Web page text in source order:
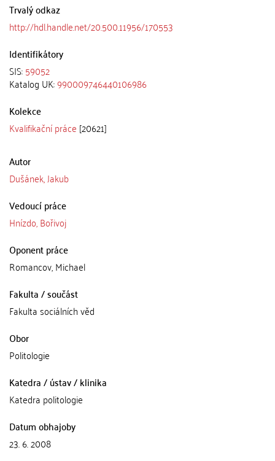
Trvalý odkaz
http://hdl.handle.net/20.500.11956/170553
Identifikátory
SIS:59052
Katalog UK:990009746440106986
Kolekce
Kvalifikační práce [20621]
Autor
Dušánek, Jakub
Vedoucí práce
Hnízdo, Bořivoj
Oponent práce
Romancov, Michael
Fakulta / součást
Fakulta sociálních věd
Obor
Politologie
Katedra / ústav / klinika
Katedra politologie
Datum obhajoby
23. 6. 2008